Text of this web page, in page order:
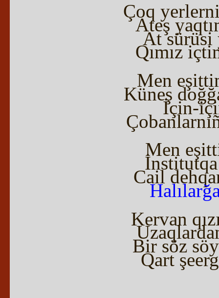
Çoq
Ateş
At sürüsi
Qımız
Men
Küneş
İçin-
Men
İnstitutqa
Cail
Kervan
Bir söz
Qart